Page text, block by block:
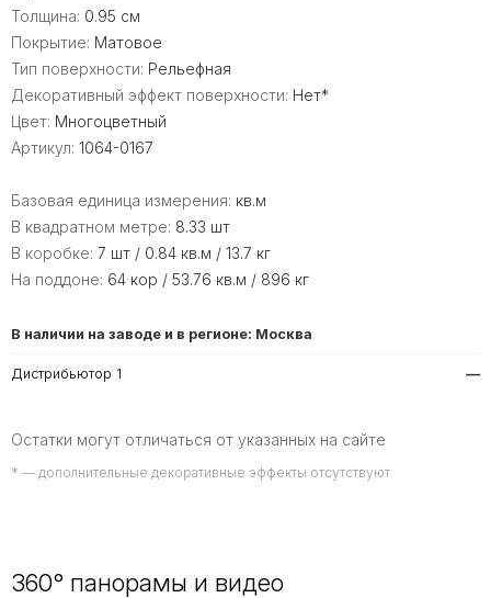
Толщина: 0.95 см
Покрытие: Матовое
Тип поверхности: Рельефная
Декоративный эффект поверхности: Нет*
Цвет: Многоцветный
Артикул: 1064-0167
Базовая единица измерения: кв.м
В квадратном метре: 8.33 шт
В коробке: 7 шт / 0.84 кв.м / 13.7 кг
На поддоне: 64 кор / 53.76 кв.м / 896 кг
В наличии на заводе и в регионе: Москва
Дистрибьютор 1 —
Остатки могут отличаться от указанных на сайте
* — дополнительные декоративные эффекты отсутствуют
360° панорамы и видео